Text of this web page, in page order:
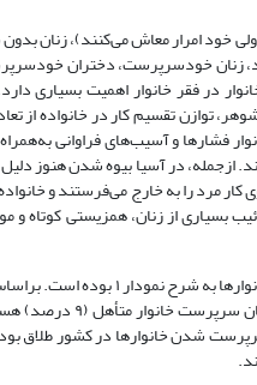
خود امرار معاش می‌کنند)، زنان
زنان خودسرپرست، دختران
در فقر خانوار اهمیت بسیاری
توازن تقسیم‌ کار در خانواده از
منطقه‌ای هم مؤثرند. ازجمله، در آسیا بیوه
مرد را به خارج می‌فرستند و
بسیاری از زنان، همزیستی کوتاه
بنابر داده‌های طرح هزینه و درآمد خانوار مرکز آمار در سال
همسر) بیشترین علت زن سرپرست شدن